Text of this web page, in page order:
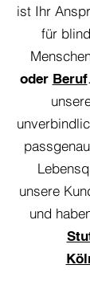
ist Ihr
für
oder Beruf
unsere
und